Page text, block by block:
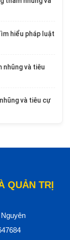
hiểu pháp luật
nhũng và tiêu
và tiêu cự
QUẢN TRỊ